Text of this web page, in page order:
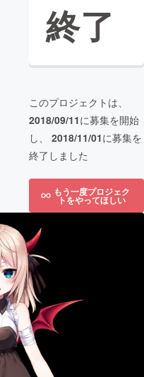
終了
このプロジェクトは、
2018/09/11に募集を開始
し、 2018/11/01に募集を
終了しました
もう一度プロジェク
トをやってほしい